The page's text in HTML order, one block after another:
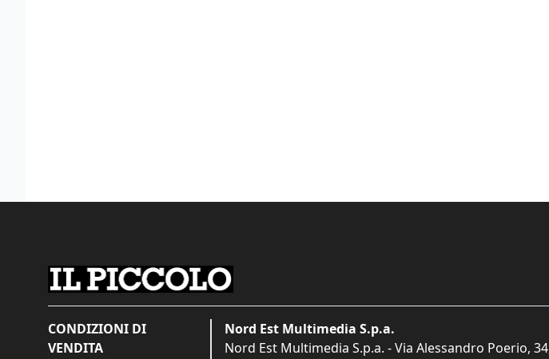
CONDIZIONI DI
VENDITA
Nord Est Multimedia S.p.a.
Nord Est Multimedia S.p.a. - Via Alessandro Poerio, 34,